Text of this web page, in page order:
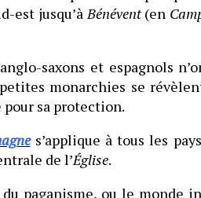
est jusqu’àBénévent(en
saxons et espagnols
monarchies se
sa protection.
s’applique à tous les
de l’Église.
du paganisme, ou le